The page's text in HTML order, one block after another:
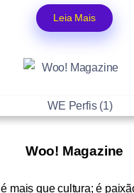
Leia Mais
Woo! Magazine
é mais que cultura; é